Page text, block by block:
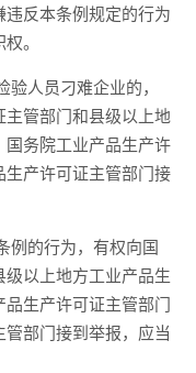
反本条例规定的行为
。
人员刁难企业的，
管部门和县级以上地
务院工业产品生产许
产许可证主管部门接
例的行为，有权向国
以上地方工业产品生
生产许可证主管部门
部门接到举报，应当